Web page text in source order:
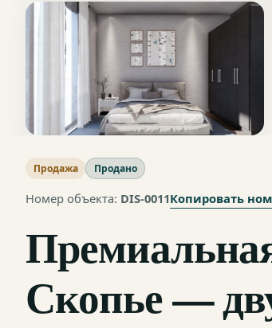
Продажа Продано
Номер объекта: DIS-0011Копировать
Скопье —